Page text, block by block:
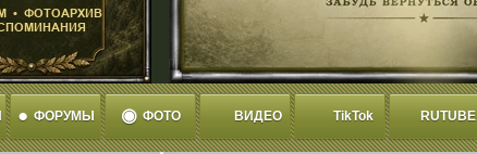
● ФОРУМЫ ◉ ФОТО ВИДЕО TikTok RUTUBE